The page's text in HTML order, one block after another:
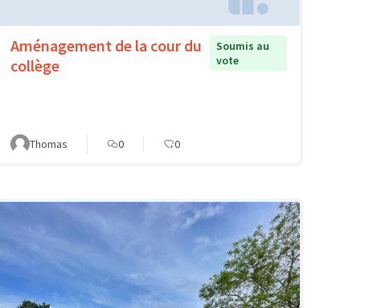
Aménagement de la cour du
collège
Soumis au
vote
Thomas 0 0